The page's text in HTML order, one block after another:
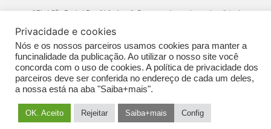
©Biz | São Paulo | Brasil | Arqbrasil: O espaço da arquitetura brasileira |
Expediente|Contato|Newsletter
GERAIS DE PUBLICAÇÃO (CGP)
Privacidade e cookies
Nós e os nossos parceiros usamos cookies para manter a
funcinalidade da publicação. Ao utilizar o nosso site você
concorda com o uso de cookies. A política de privacidade dos
parceiros deve ser conferida no endereço de cada um deles,
a nossa está na aba "Saiba+mais".
OK. Aceito Rejeitar Saiba+mais Config